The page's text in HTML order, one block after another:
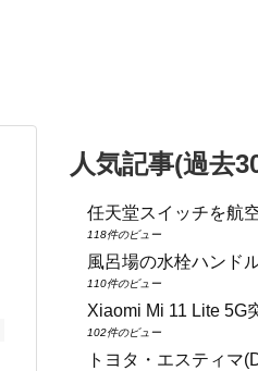
人気記事(過去
任天堂スイッチを航
118件のビュー
風呂場の水栓ハンド
110件のビュー
Xiaomi Mi 11 Lite 5G
102件のビュー
トヨタ・エスティマ